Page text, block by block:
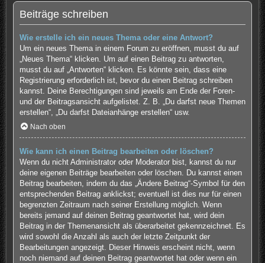
Beiträge schreiben
Wie erstelle ich ein neues Thema oder eine Antwort?
Um ein neues Thema in einem Forum zu eröffnen, musst du auf
„Neues Thema“ klicken. Um auf einen Beitrag zu antworten,
musst du auf „Antworten“ klicken. Es könnte sein, dass eine
Registrierung erforderlich ist, bevor du einen Beitrag schreiben
kannst. Deine Berechtigungen sind jeweils am Ende der Foren-
und der Beitragsansicht aufgelistet. Z. B. „Du darfst neue Themen
erstellen“, „Du darfst Dateianhänge erstellen“ usw.
Nach oben
Wie kann ich einen Beitrag bearbeiten oder löschen?
Wenn du nicht Administrator oder Moderator bist, kannst du nur
deine eigenen Beiträge bearbeiten oder löschen. Du kannst einen
Beitrag bearbeiten, indem du das „Ändere Beitrag“-Symbol für den
entsprechenden Beitrag anklickst; eventuell ist dies nur für einen
begrenzten Zeitraum nach seiner Erstellung möglich. Wenn
bereits jemand auf deinen Beitrag geantwortet hat, wird dein
Beitrag in der Themenansicht als überarbeitet gekennzeichnet. Es
wird sowohl die Anzahl als auch der letzte Zeitpunkt der
Bearbeitungen angezeigt. Dieser Hinweis erscheint nicht, wenn
noch niemand auf deinen Beitrag geantwortet hat oder wenn ein